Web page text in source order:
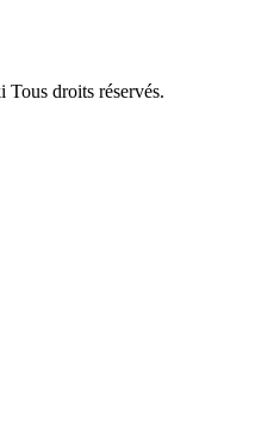
droits réservés.